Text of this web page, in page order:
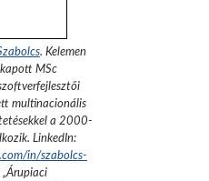
. Kelemen
MSc
multinacionális
a 2000-
LinkedIn:
in/szabolcs-
Árupiaci